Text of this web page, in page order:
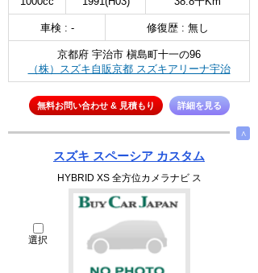
車検 : - 修復歴 : 無し
京都府 宇治市 槇島町十一の96
（株）スズキ自販京都 スズキアリーナ宇治
無料お問い合わせ & 見積もり 詳細を見る
∧
スズキ スペーシア カスタム
HYBRID XS 全方位カメラナビ ス
選択